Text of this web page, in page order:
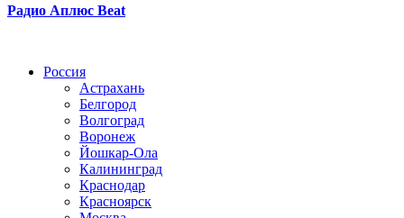
Радио Аплюс Beat
Россия
Астрахань
Белгород
Волгоград
Воронеж
Йошкар-Ола
Калининград
Краснодар
Красноярск